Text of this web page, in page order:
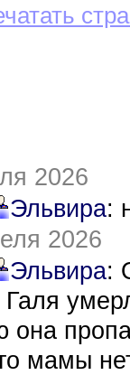
2026
Эльвира:
2026
Эльвира:
Галя
она
мамы